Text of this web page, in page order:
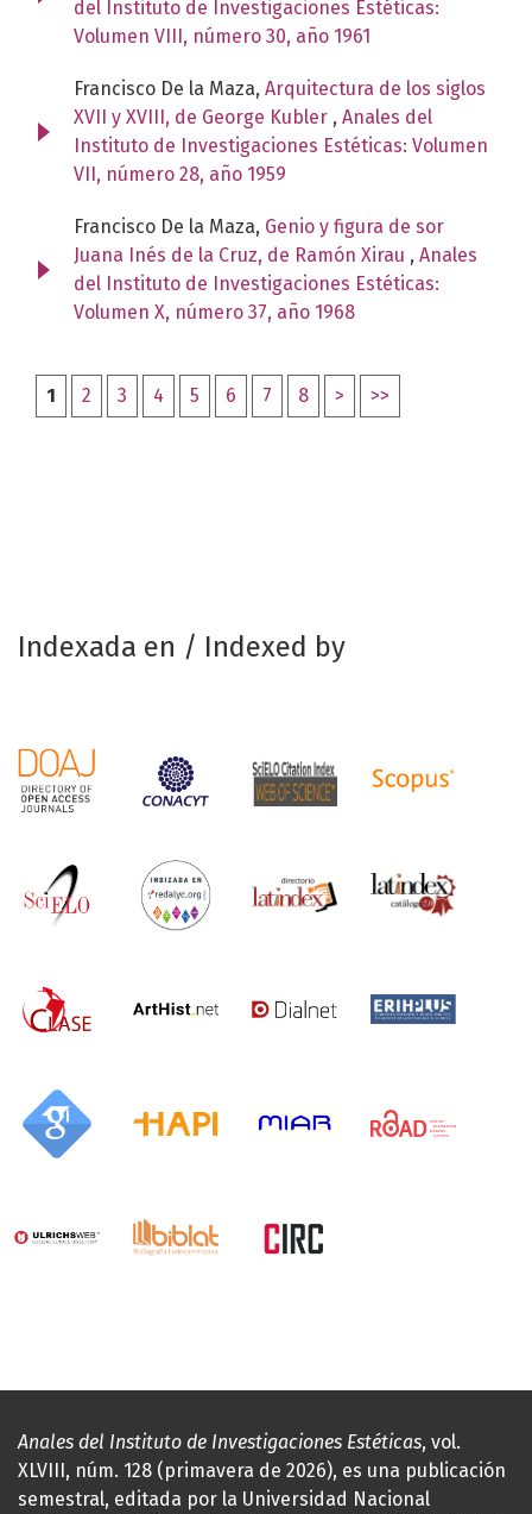
del Instituto de Investigaciones Estéticas:
Volumen VIII, número 30, año 1961
Francisco De la Maza, Arquitectura de los siglos
XVII y XVIII, de George Kubler , Anales del
Instituto de Investigaciones Estéticas: Volumen
VII, número 28, año 1959
Francisco De la Maza, Genio y figura de sor
Juana Inés de la Cruz, de Ramón Xirau , Anales
del Instituto de Investigaciones Estéticas:
Volumen X, número 37, año 1968
1 2 3 4 5 6 7 8 > >>
Indexada en / Indexed by
Anales del Instituto de Investigaciones Estéticas, vol.
XLVIII, núm. 128 (primavera de 2026), es una publicación
semestral, editada por la Universidad Nacional